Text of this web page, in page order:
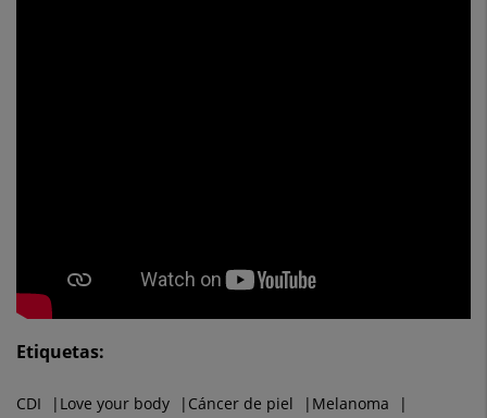
Etiquetas:
CDI Love your body Cáncer de piel
Melanoma